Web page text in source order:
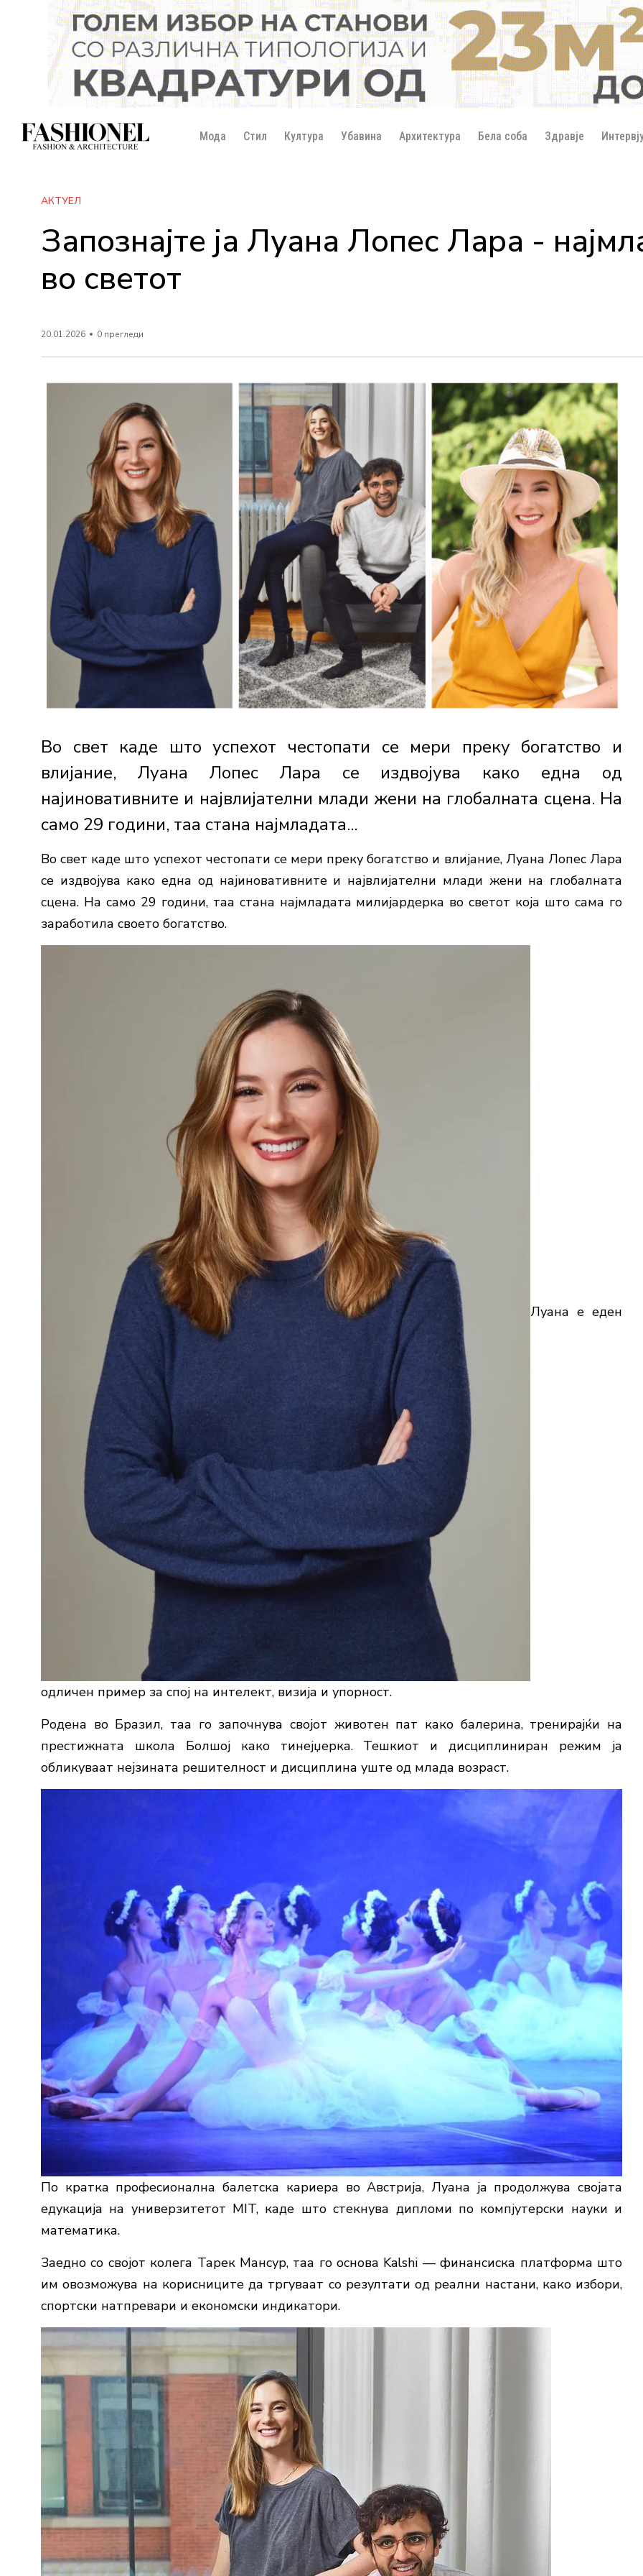
Мода Стил Култура Убавина Архитектура Бела соба Здравје
АКТУЕЛ
Запознајте ја Луана Лопес Лара -
во светот
20.01.2026 0 прегледи
Во свет каде што успехот честопати се мери преку богатство и
влијание, Луана Лопес Лара се издвојува како една од
најиновативните и највлијателни млади жени на глобалната сцена. На
само 29 години, таа стана најмладата...
Во свет каде што успехот честопати се мери преку богатство и влијание, Луана Лопес Лара
се издвојува како една од најиновативните и највлијателни млади жени на глобалната
сцена. На само 29 години, таа стана најмладата милијардерка во светот која што сама го
заработила своето богатство.
Луана е еден
одличен пример за спој на интелект, визија и упорност.
Родена во Бразил, таа го започнува својот животен пат како балерина, тренирaјќи на
престижната школа Болшој како тинејџерка. Тешкиот и дисциплиниран режим ја
обликуваат нејзината решителност и дисциплина уште од млада возраст.
По кратка професионална балетска кариера во Австрија, Луана ја продолжува својата
едукација на универзитетот MIT, каде што стекнува дипломи по компјутерски науки и
математика.
Заедно со својот колега Тарек Мансур, таа го основа Kalshi — финансиска платформа што
им овозможува на корисниците да тргуваат со резултати од реални настани, како избори,
спортски натпревари и економски индикатори.